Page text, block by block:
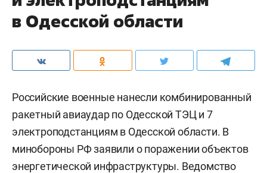
в Одесской области
Российские военные нанесли комбинированный
ракетный авиаудар по Одесской ТЭЦ и 7
электроподстанциям в Одесской области. В
минобороны РФ заявили о поражении объектов
энергетической инфраструктуры. Ведомство